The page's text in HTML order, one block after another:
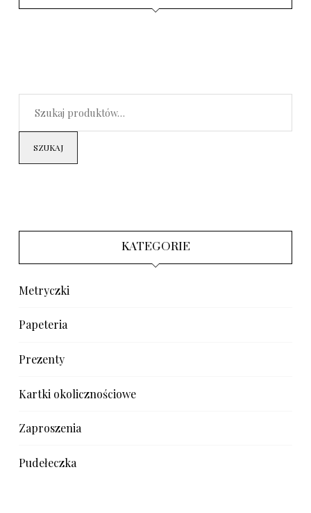
SZUKAJ
KATEGORIE
Metryczki
Papeteria
Prezenty
Kartki okolicznościowe
Zaproszenia
Pudełeczka